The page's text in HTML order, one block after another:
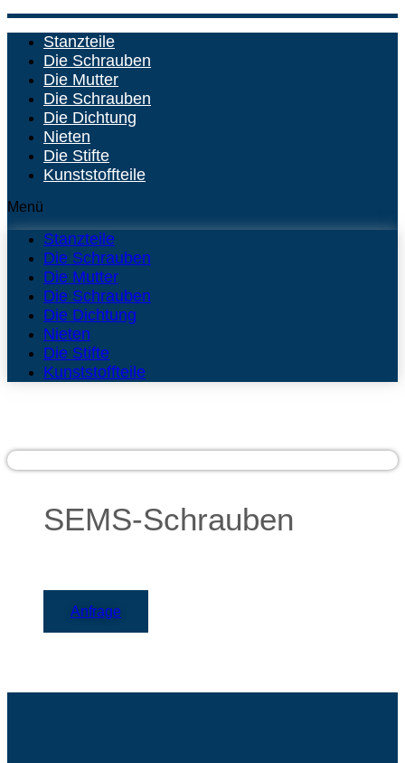
Stanzteile
Die Schrauben
Die Mutter
Die Schrauben
Die Dichtung
Nieten
Die Stifte
Kunststoffteile
Menü
Stanzteile
Die Schrauben
Die Mutter
Die Schrauben
Die Dichtung
Nieten
Die Stifte
Kunststoffteile
SEMS-Schrauben
Anfrage